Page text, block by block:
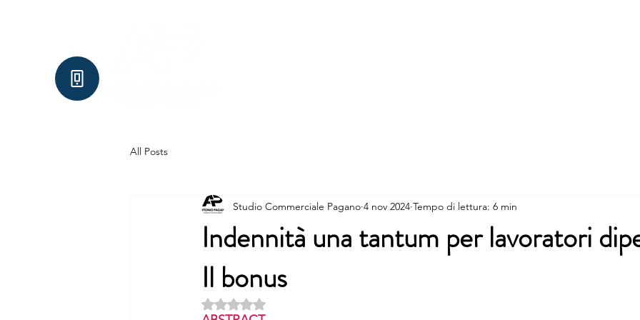
All Posts
Indennità una tantum per lavoratori
Il bonus
Studio Commerciale Pagano 4 nov 2024 Tempo di lettura: 6 min
Valutazione NaN stelle su 5.